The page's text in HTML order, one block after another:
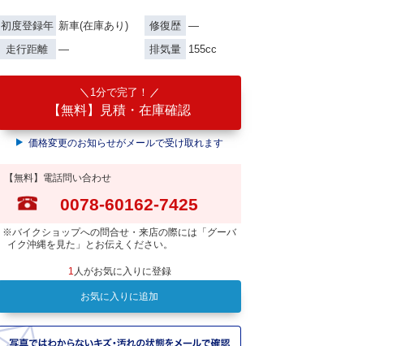
初度登録年 新車(在庫あり) 修復歴
―
走行距離
― 排気量 155cc
1分で完了！
【無料】見積・在庫確認
価格変更のお知らせがメールで受け取れます
【無料】電話問い合わせ
0078-60162-7425
※バイクショップへの問合せ・来店の際には「グーバ
イク沖縄を見た」とお伝えください。
1 人がお気に入りに登録
お気に入りに追加